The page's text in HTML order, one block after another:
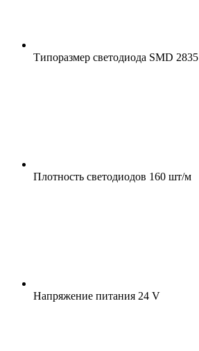
Типоразмер светодиода SMD 2835
Плотность светодиодов 160 шт/м
Напряжение питания 24 V